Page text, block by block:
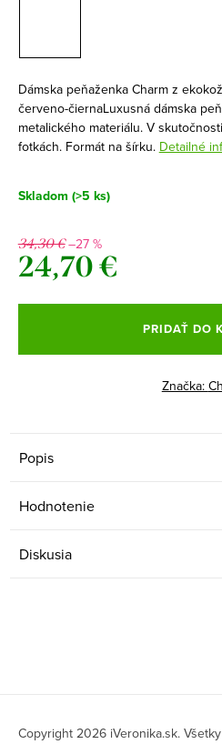
Dámska peňaženka Charm z
červeno-čiernaLuxusná dámska
metalického materiálu. V
fotkách. Formát na šírku. Detailné
Skladom (>5 ks)
34,30 €–27 %
24,70 €
cena:
PRIDAŤ DO
Značka:
Popis
Hodnotenie
Diskusia
Copyright 2026 iVeronika.sk.